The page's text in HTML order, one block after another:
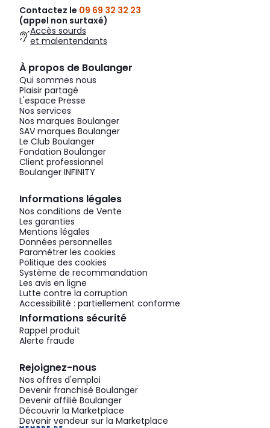
Contactez le 09 69 32 32 23
(appel non surtaxé)
Accès sourds
et malentendants
À propos de Boulanger
Qui sommes nous
Plaisir partagé
L'espace Presse
Nos services
Nos marques Boulanger
SAV marques Boulanger
Le Club Boulanger
Fondation Boulanger
Client professionnel
Boulanger INFINITY
Informations légales
Nos conditions de Vente
Les garanties
Mentions légales
Données personnelles
Paramétrer les cookies
Politique des cookies
Système de recommandation
Les avis en ligne
Lutte contre la corruption
Accessibilité : partiellement conforme
Informations sécurité
Rappel produit
Alerte fraude
Rejoignez-nous
Nos offres d'emploi
Devenir franchisé Boulanger
Devenir affilié Boulanger
Découvrir la Marketplace
Devenir vendeur sur la Marketplace